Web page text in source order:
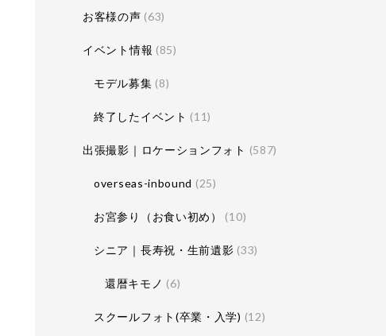
お客様の声 (63)
イベント情報 (85)
モデル募集 (8)
終了したイベント (11)
出張撮影｜ロケーションフォト (587)
overseas-inbound (25)
お宮参り（お食い初め） (10)
シニア｜長寿祝・生前遺影 (33)
還暦キモノ (6)
スクールフォト(卒業・入学) (12)